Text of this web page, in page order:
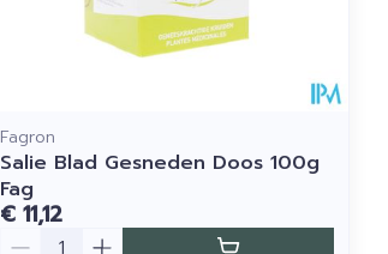
Fagron
Salie Blad Gesneden Doos 100g
Fag
€ 11,12
Aantal